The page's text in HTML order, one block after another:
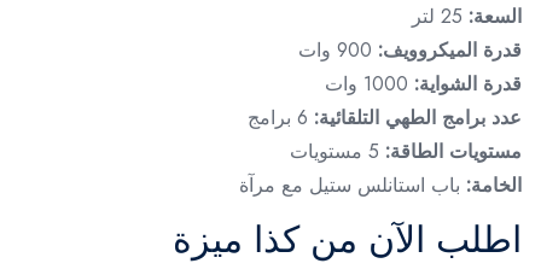
السعة:
قدرة الميكروويف:
قدرة الشواية:
عدد برامج الطهي التلقائية:
مستويات الطاقة:
الخامة: باب استانلس ستيل مع مرآة
اطلب الآن من كذا ميزة